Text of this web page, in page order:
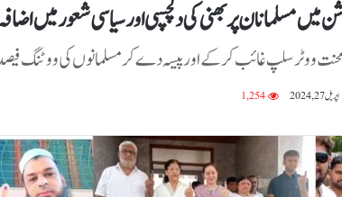
میں مسلمانان پر بھنی کی دلچسپی اور سیاسی شعور میں
ووٹر سلپ غائب کر کے اور پیسہ دے کر مسلمانوں کی ووٹنگ
اپریل 27, 2024 1,254